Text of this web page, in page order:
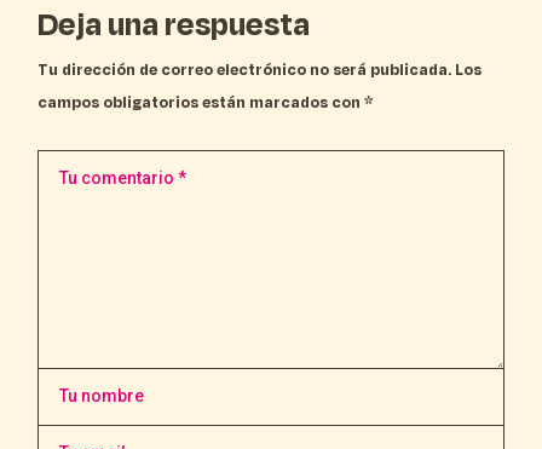
Deja una respuesta
Tu dirección de correo electrónico no será publicada. Los
campos obligatorios están marcados con*